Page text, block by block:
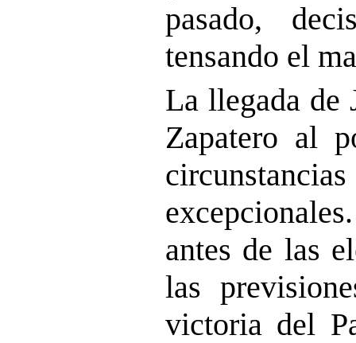
pasado,
tensando el
La llegada de
Zapatero al
antes de las
las
victoria del